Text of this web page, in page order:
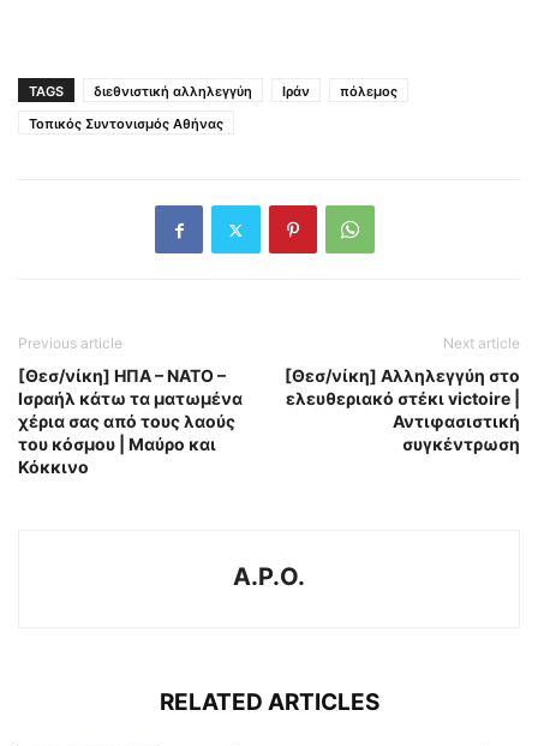
TAGS διεθνιστική αλληλεγγύη Ιράν
πόλεμος
Τοπικός Συντονισμός Αθήνας
Previous article
[Θεσ/νίκη] ΗΠΑ – ΝΑΤΟ –
Ισραήλ κάτω τα ματωμένα
χέρια σας από τους λαούς
του κόσμου | Μαύρο και
Κόκκινο
Next article
[Θεσ/νίκη] Αλληλεγγύη στο
ελευθεριακό στέκι victoire |
Αντιφασιστική
συγκέντρωση
A.P.O.
RELATED ARTICLES